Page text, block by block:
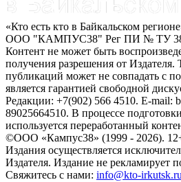
«Кто есть кто в Байкальском
ООО "КАМПУС38" Рег ПИ № ТУ 38 -
Контент не может быть
получения разрешения от Издателя.
публикаций может не совпадать с
является гарантией свободной
Редакции: +7(902) 566 4510. E-mail:
89025664510. В процессе
используется переработанный
©ООО «Кампус38» (1999 - 2026).
Издания осуществляется
Издателя. Издание не рекламирует
Свяжитесь с нами: info@kto-irkutsk.ru